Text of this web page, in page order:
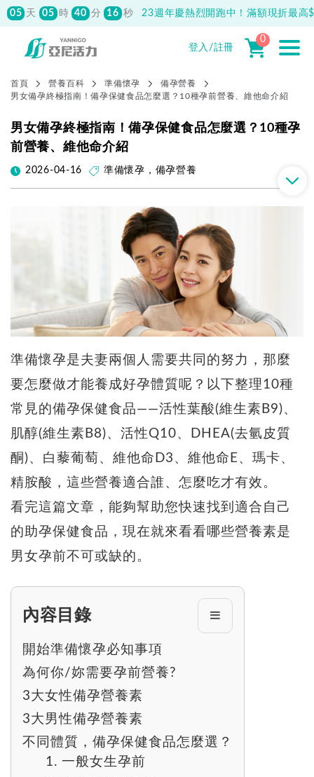
05 天 05 時 40 分 14 秒 23週年慶熱烈開跑中！滿額現折最高
登入/註冊
0
首頁 營養百科 準備懷孕
備孕營養
男女備孕終極指南！備孕保健食品怎麼選？10種孕前營養、維他命介紹
男女備孕終極指南！備孕保健食品怎麼選？10種孕
前營養、維他命介紹
2026-04-16 準備懷孕 ， 備孕營養
準備懷孕是夫妻兩個人需要共同的努力，那麼
要怎麼做才能養成好孕體質呢？以下整理10種
常見的備孕保健食品——活性葉酸(維生素B9)、
肌醇(維生素B8)、活性Q10、DHEA(去氫皮質
酮)、白藜葡萄、維他命D3、維他命E、瑪卡、
精胺酸，這些營養適合誰、怎麼吃才有效。
看完這篇文章，能夠幫助您快速找到適合自己
的助孕保健食品，現在就來看看哪些營養素是
男女孕前不可或缺的。
內容目錄
開始準備懷孕必知事項
為何你/妳需要孕前營養?
3大女性備孕營養素
3大男性備孕營養素
不同體質，備孕保健食品怎麼選？
1. 一般女生孕前